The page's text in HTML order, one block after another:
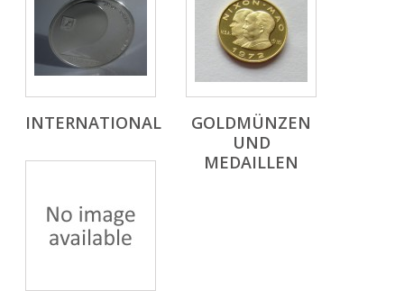
INTERNATIONAL
GOLDMÜNZEN
UND
MEDAILLEN